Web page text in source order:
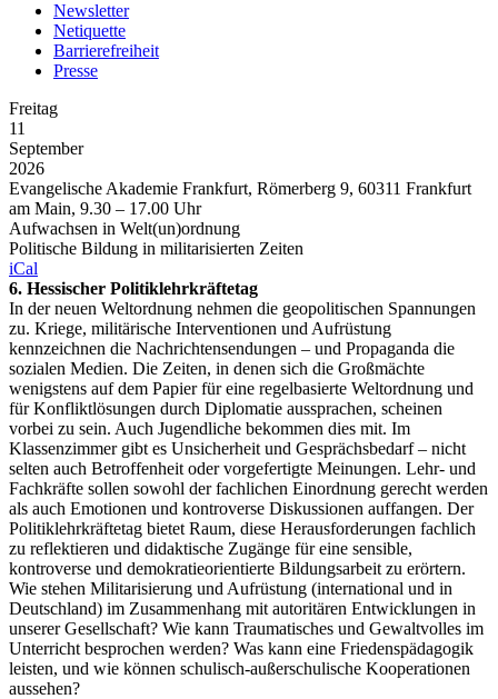
Newsletter
Netiquette
Barrierefreiheit
Presse
Freitag
11
September
2026
Evangelische Akademie Frankfurt, Römerberg 9, 60311 Frankfurt
am Main, 9.30 – 17.00 Uhr
Aufwachsen in Welt(un)ordnung
Politische Bildung in militarisierten Zeiten
iCal
6. Hessischer Politiklehrkräftetag
In der neuen Weltordnung nehmen die geopolitischen Spannungen
zu. Kriege, militärische Interventionen und Aufrüstung
kennzeichnen die Nachrichtensendungen – und Propaganda die
sozialen Medien. Die Zeiten, in denen sich die Großmächte
wenigstens auf dem Papier für eine regelbasierte Weltordnung und
für Konfliktlösungen durch Diplomatie aussprachen, scheinen
vorbei zu sein. Auch Jugendliche bekommen dies mit. Im
Klassenzimmer gibt es Unsicherheit und Gesprächsbedarf – nicht
selten auch Betroffenheit oder vorgefertigte Meinungen. Lehr- und
Fachkräfte sollen sowohl der fachlichen Einordnung gerecht werden
als auch Emotionen und kontroverse Diskussionen auffangen. Der
Politiklehrkräftetag bietet Raum, diese Herausforderungen fachlich
zu reflektieren und didaktische Zugänge für eine sensible,
kontroverse und demokratieorientierte Bildungsarbeit zu erörtern.
Wie stehen Militarisierung und Aufrüstung (international und in
Deutschland) im Zusammenhang mit autoritären Entwicklungen in
unserer Gesellschaft? Wie kann Traumatisches und Gewaltvolles im
Unterricht besprochen werden? Was kann eine Friedenspädagogik
leisten, und wie können schulisch-außerschulische Kooperationen
aussehen?